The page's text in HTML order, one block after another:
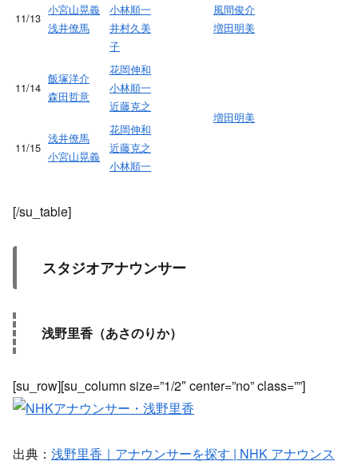
11/13
小宮山晃義
浅井僚馬
小林順一
井村久美
子
風間俊介
増田明美
11/14
飯塚洋介
森田哲意
花岡伸和
小林順一
近藤克之
増田明美
11/15
浅井僚馬
小宮山晃義
花岡伸和
近藤克之
小林順一
[/su_table]
スタジオアナウンサー
浅野里香（あさのりか）
[su_row][su_column size=”1/2″ center=”no” class=””]
出典： 浅野里香｜アナウンサーを探す | NHK アナウンス